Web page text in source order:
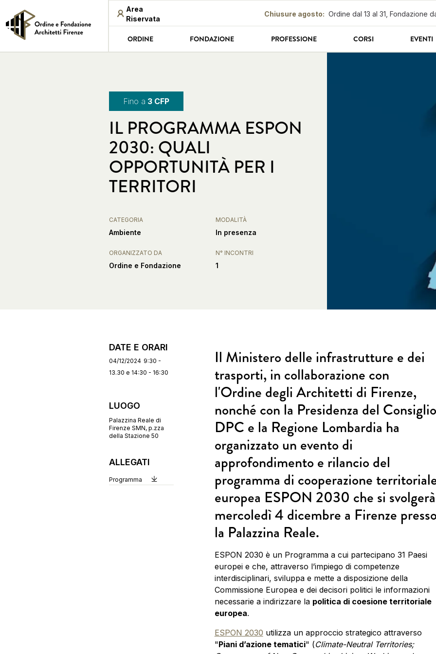
Area
Riservata
Chiusure agosto: Ordine dal 13 al 31, Fondazione
ORDINE FONDAZIONE PROFESSIONE CORSI EVENTI
Fino a 3 CFP
IL PROGRAMMA ESPON
2030: QUALI
OPPORTUNITÀ PER I
TERRITORI
CATEGORIA
Ambiente
MODALITÀ
In presenza
ORGANIZZATO DA
Ordine e Fondazione
N° INCONTRI
1
DATE E ORARI
04/12/2024 9:30 -
13.30 e 14:30 - 16:30
LUOGO
Palazzina Reale di
Firenze SMN, p.zza
della Stazione 50
ALLEGATI
Programma
Il Ministero delle infrastrutture e dei
trasporti, in collaborazione con
l'Ordine degli Architetti di Firenze,
nonché con la Presidenza del Consiglio
DPC e la Regione Lombardia ha
organizzato un evento di
approfondimento e rilancio del
programma di cooperazione
europea ESPON 2030 che si svolgerà
mercoledì 4 dicembre a Firenze
la Palazzina Reale.
ESPON 2030 è un Programma a cui partecipano 31 Paesi
europei e che, attraverso l’impiego di competenze
interdisciplinari, sviluppa e mette a disposizione della
Commissione Europea e dei decisori politici le informazioni
necessarie a indirizzare la politica di coesione territoriale
europea.
ESPON 2030 utilizza un approccio strategico attraverso
"Piani d’azione tematici" (Climate-Neutral Territories;